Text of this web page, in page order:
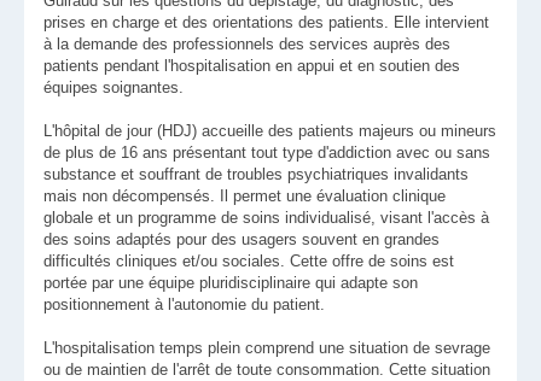
prises en charge et des orientations des patients. Elle intervient
à la demande des professionnels des services auprès des
patients pendant l'hospitalisation en appui et en soutien des
équipes soignantes.
L'hôpital de jour (HDJ) accueille des patients majeurs ou mineurs
de plus de 16 ans présentant tout type d'addiction avec ou sans
substance et souffrant de troubles psychiatriques invalidants
mais non décompensés. Il permet une évaluation clinique
globale et un programme de soins individualisé, visant l'accès à
des soins adaptés pour des usagers souvent en grandes
difficultés cliniques et/ou sociales. Cette offre de soins est
portée par une équipe pluridisciplinaire qui adapte son
positionnement à l'autonomie du patient.
L'hospitalisation temps plein comprend une situation de sevrage
ou de maintien de l'arrêt de toute consommation. Cette situation